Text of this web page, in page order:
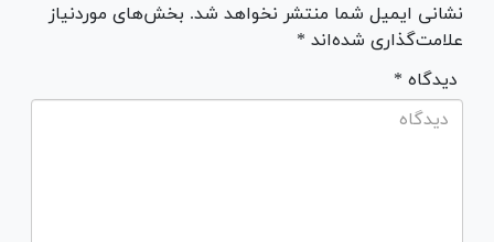
نشانی ایمیل شما منتشر نخواهد شد. بخش‌های موردنیاز
علامت‌گذاری شده‌اند *
* دیدگاه